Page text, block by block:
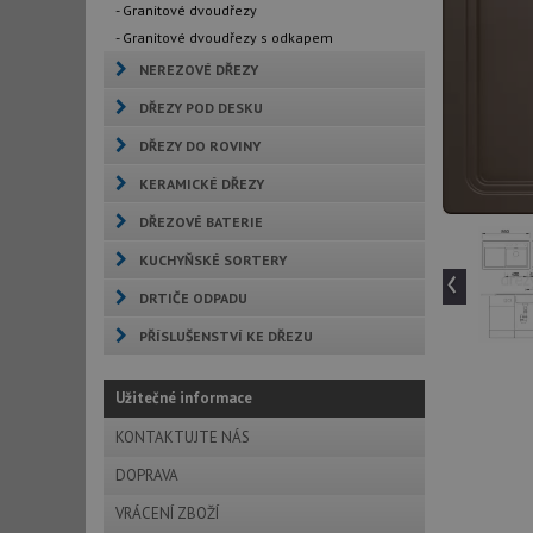
- Granitové dvoudřezy
- Granitové dvoudřezy s odkapem
NEREZOVÉ DŘEZY
DŘEZY POD DESKU
DŘEZY DO ROVINY
KERAMICKÉ DŘEZY
DŘEZOVÉ BATERIE
KUCHYŇSKÉ SORTERY
DRTIČE ODPADU
PŘÍSLUŠENSTVÍ KE DŘEZU
Užitečné informace
KONTAKTUJTE NÁS
DOPRAVA
VRÁCENÍ ZBOŽÍ
‹